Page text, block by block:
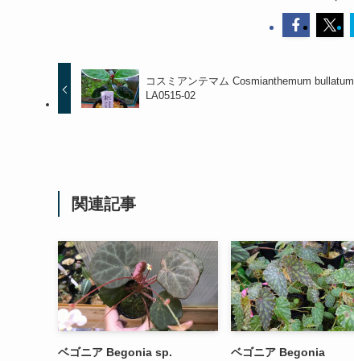
コスミアンテマム Cosmianthemum bullatum
LA0515-02
関連記事
ベゴニア Begonia sp. ベゴニア Begonia